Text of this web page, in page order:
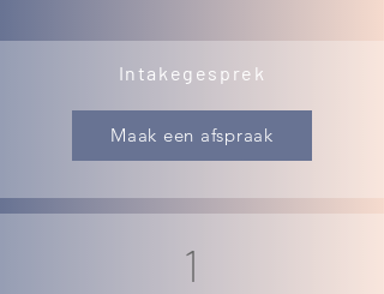
Intakegesprek
Maak een afspraak
1